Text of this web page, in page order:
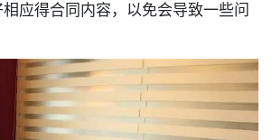
应得合同内容，以免会导致一些问